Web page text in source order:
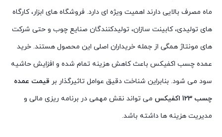
ماه مصرف بالایی دارند اهمیت ویژه ای دارد. فروشگاه های ابزار، کارگاه
های تولیدی، کابینت سازان، تولیدکنندگان صنایع چوب و حتی شرکت
های مونتاژ همگی از جمله خریداران اصلی این محصول هستند. خرید
عمده چسب اکفیکس باعث کاهش هزینه تمام شده و افزایش حاشیه
سود می شود. بنابراین شناخت دقیق عوامل تاثیرگذار بر قیمت عمده
چسب 123 اکفیکس
می تواند نقش مهمی در برنامه ریزی مالی و
مدیریت هزینه ها داشته باشد.